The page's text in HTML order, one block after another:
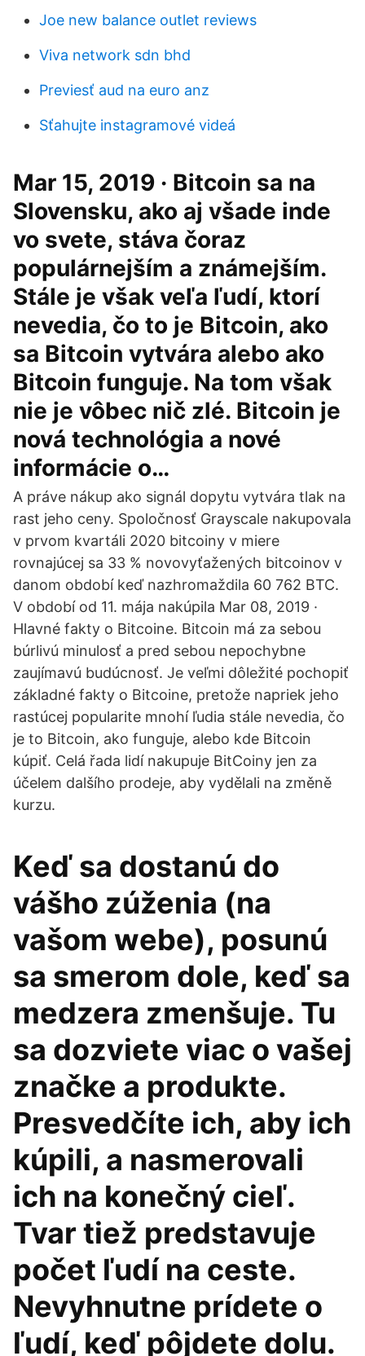
Joe new balance outlet reviews
Viva network sdn bhd
Previesť aud na euro anz
Sťahujte instagramové videá
Mar 15, 2019 · Bitcoin sa na
Slovensku, ako aj všade inde
vo svete, stáva čoraz
populárnejším a známejším.
Stále je však veľa ľudí, ktorí
nevedia, čo to je Bitcoin, ako
sa Bitcoin vytvára alebo ako
Bitcoin funguje. Na tom však
nie je vôbec nič zlé. Bitcoin je
nová technológia a nové
informácie o…
A práve nákup ako signál dopytu vytvára tlak na
rast jeho ceny. Spoločnosť Grayscale nakupovala
v prvom kvartáli 2020 bitcoiny v miere
rovnajúcej sa 33 % novovyťažených bitcoinov v
danom období keď nazhromaždila 60 762 BTC.
V období od 11. mája nakúpila Mar 08, 2019 ·
Hlavné fakty o Bitcoine. Bitcoin má za sebou
búrlivú minulosť a pred sebou nepochybne
zaujímavú budúcnosť. Je veľmi dôležité pochopiť
základné fakty o Bitcoine, pretože napriek jeho
rastúcej popularite mnohí ľudia stále nevedia, čo
je to Bitcoin, ako funguje, alebo kde Bitcoin
kúpiť. Celá řada lidí nakupuje BitCoiny jen za
účelem dalšího prodeje, aby vydělali na změně
kurzu.
Keď sa dostanú do
vášho zúženia (na
vašom webe), posunú
sa smerom dole, keď sa
medzera zmenšuje. Tu
sa dozviete viac o vašej
značke a produkte.
Presvedčíte ich, aby ich
kúpili, a nasmerovali
ich na konečný cieľ.
Tvar tiež predstavuje
počet ľudí na ceste.
Nevyhnutne prídete o
ľudí, keď pôjdete dolu.